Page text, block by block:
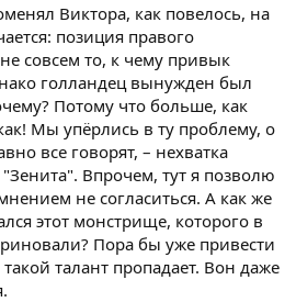
Виктора, как повелось, на
позиция правого
совсем то, к чему привык
голландец вынужден был
Потому что больше, как
Мы упёрлись в ту проблему, о
все говорят, – нехватка
Впрочем, тут я позволю
не согласиться. А как же
этот монстрище, которого в
Пора бы уже привести
талант пропадает. Вон даже